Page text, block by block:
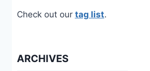
Check out our tag list.
ARCHIVES